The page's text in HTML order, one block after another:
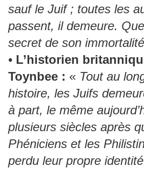
sauf le Juif ; toutes les
passent, il demeure.
secret de son
• L’historien
Toynbee : « Tout au
histoire, les Juifs
à part, le même
plusieurs siècles après
Phéniciens et les
perdu leur propre